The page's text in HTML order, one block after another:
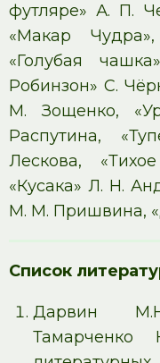
футляре» А. П.
«Макар
«Голубая
Робинзон» С.
М. Зощенко,
Распутина,
Лескова,
«Кусака» Л. Н.
М. М. Пришвина,
Список
Дарвин